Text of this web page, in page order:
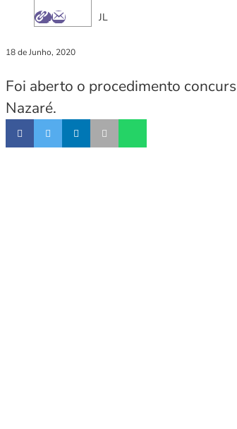
JL
18 de Junho, 2020
Foi aberto o procedimento
Nazaré.